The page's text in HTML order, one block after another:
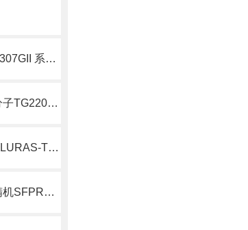
日本TOSEI东精台式倾斜 V-307GII 系列北崎有售
日本大阪真空OSAKA涡轮分子TG220F用于热处理北崎热卖
电磁振动给料机MFW-46-90LURAS-TECHNO村上精机北崎有售
日本URAS-TECHNO村上精机SFPRF-45-90SRTKBZ振动筛网